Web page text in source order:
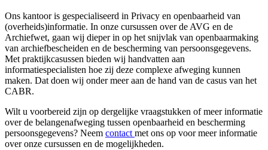
Ons kantoor is gespecialiseerd in Privacy en openbaarheid van
(overheids)informatie. In onze cursussen over de AVG en de
Archiefwet, gaan wij dieper in op het snijvlak van openbaarmaking
van archiefbescheiden en de bescherming van persoonsgegevens.
Met praktijkcasussen bieden wij handvatten aan
informatiespecialisten hoe zij deze complexe afweging kunnen
maken. Dat doen wij onder meer aan de hand van de casus van het
CABR.
Wilt u voorbereid zijn op dergelijke vraagstukken of meer informatie
over de belangenafweging tussen openbaarheid en bescherming
persoonsgegevens? Neem contact met ons op voor meer informatie
over onze cursussen en de mogelijkheden.